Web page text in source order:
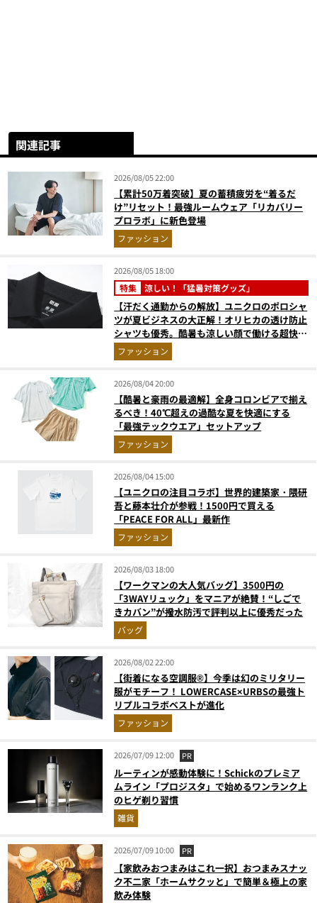
関連記事
2026/08/05 22:00
【累計50万着突破】夏の蓄積疲労を“着るだ
け”リセット！最強ルームウェア「リカバリー
プロラボ」に新色登場
ファッション
2026/08/05 18:00
特集 涼しい！「猛暑対策グッズ」
【汗だく通勤からの解放】ユニクロのポロシャ
ツが夏ビジネスの大正解！オリヒカの透け防止
シャツも優秀。酷暑も涼しい顔で働ける超快適
ウエアの実力
ファッション
2026/08/04 20:00
【酷暑と豪雨の最適解】全身コロンビアで揃え
るべき！40℃超えの過酷な夏を快適にする
「最強テックウエア」セットアップ
ファッション
2026/08/04 15:00
【ユニクロの注目コラボ】世界的建築家・隈研
吾と藤本壮介が参戦！1500円で買える
「PEACE FOR ALL」最新作
ファッション
2026/08/03 18:00
【ワークマンの大人気バッグ】3500円の
「3WAYリュック」をマニアが絶賛！“しごで
きカバン”が撥水防汚で評判以上に優秀だった
バッグ
2026/08/02 22:00
【街着になる空調服®】今季は幻のミリタリー
服がモチーフ！ LOWERCASE×URBSの最強ト
リプルコラボベストが進化
ファッション
2026/07/09 12:00 PR
ルーティンが感動体験に！Schickのプレミア
ムライン「プロジスタ」で始めるワンランク上
のヒゲ剃り習慣
雑貨
2026/07/09 10:00 PR
【家飲みおつまみはこれ一択】おつまみスナッ
ク不二家「ホームサクッと」で簡単＆極上の家
飲み体験